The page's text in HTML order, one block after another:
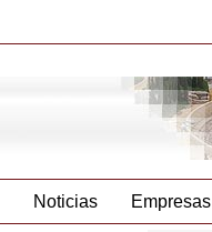
Noticias Empresas